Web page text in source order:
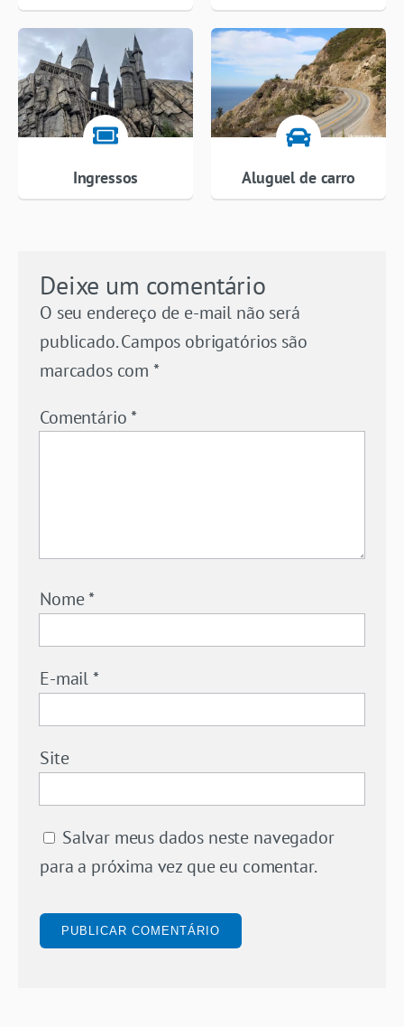
Ingressos Aluguel de carro
Deixe um comentário
O seu endereço de e-mail não será
publicado. Campos obrigatórios são
marcados com *
Comentário*
Nome*
E-mail*
Site
Salvar meus dados neste navegador
para a próxima vez que eu comentar.